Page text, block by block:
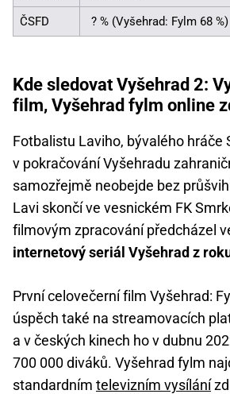
ČSFD ? % (Vyšehrad: Fylm 68 %)
Kde sledovat Vyšehrad 2:
film, Vyšehrad fylm online
Fotbalistu Laviho, bývalého hráče
v pokračování Vyšehradu
samozřejmě neobejde bez
Lavi skončí ve vesnickém FK
filmovým zpracování předcházel
internetový seriál Vyšehrad z
První celovečerní film Vyšehrad:
úspěch také na streamovacích
a v českých kinech ho v dubnu
700 000 diváků. Vyšehrad fylm
standardním televizním vysílání